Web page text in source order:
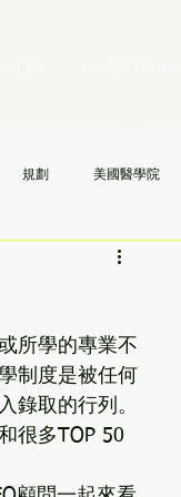
規劃 美國醫學院
老師的八分鐘家長答疑》
所學的專業不
制度是被任何
錄取的行列。
很多TOP 50